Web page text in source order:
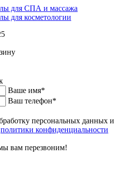
для СПА и массажа
для косметологии
Ваше имя*
Ваш телефон*
персональных данных и
политики конфиденциальности
вам перезвоним!